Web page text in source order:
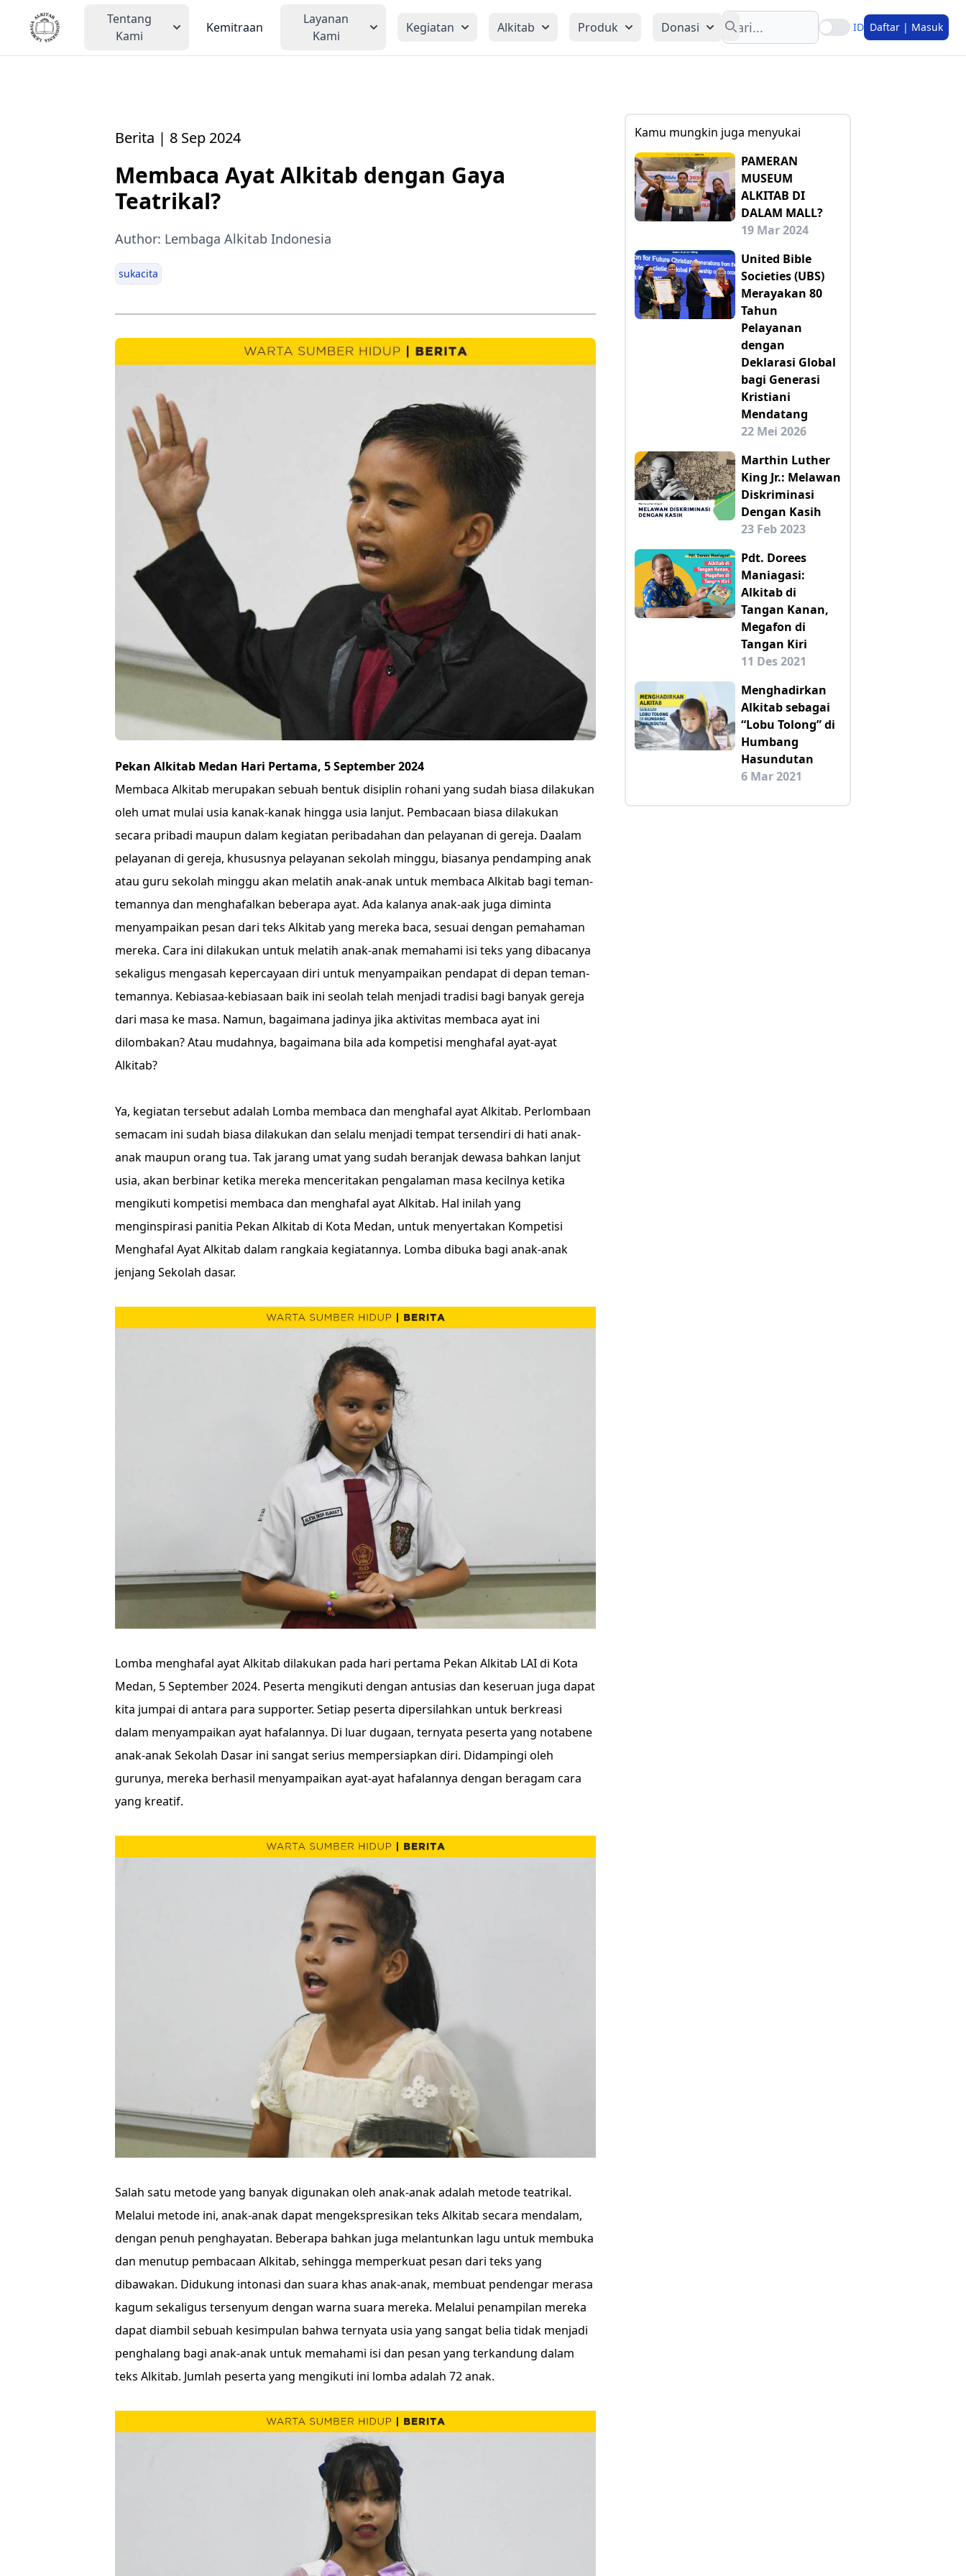
Tentang
Kami
Kemitraan
Layanan
Kami
Kegiatan Alkitab Produk Donasi
Search
ID Daftar | Masuk
Berita | 8 Sep 2024
Membaca Ayat Alkitab dengan Gaya
Teatrikal?
Author: Lembaga Alkitab Indonesia
sukacita
Pekan Alkitab Medan Hari Pertama, 5 September 2024
Membaca Alkitab merupakan sebuah bentuk disiplin rohani yang sudah biasa dilakukan
oleh umat mulai usia kanak-kanak hingga usia lanjut. Pembacaan biasa dilakukan
secara pribadi maupun dalam kegiatan peribadahan dan pelayanan di gereja. Daalam
pelayanan di gereja, khususnya pelayanan sekolah minggu, biasanya pendamping anak
atau guru sekolah minggu akan melatih anak-anak untuk membaca Alkitab bagi teman-
temannya dan menghafalkan beberapa ayat. Ada kalanya anak-aak juga diminta
menyampaikan pesan dari teks Alkitab yang mereka baca, sesuai dengan pemahaman
mereka. Cara ini dilakukan untuk melatih anak-anak memahami isi teks yang dibacanya
sekaligus mengasah kepercayaan diri untuk menyampaikan pendapat di depan teman-
temannya. Kebiasaa-kebiasaan baik ini seolah telah menjadi tradisi bagi banyak gereja
dari masa ke masa. Namun, bagaimana jadinya jika aktivitas membaca ayat ini
dilombakan? Atau mudahnya, bagaimana bila ada kompetisi menghafal ayat-ayat
Alkitab?
Ya, kegiatan tersebut adalah Lomba membaca dan menghafal ayat Alkitab. Perlombaan
semacam ini sudah biasa dilakukan dan selalu menjadi tempat tersendiri di hati anak-
anak maupun orang tua. Tak jarang umat yang sudah beranjak dewasa bahkan lanjut
usia, akan berbinar ketika mereka menceritakan pengalaman masa kecilnya ketika
mengikuti kompetisi membaca dan menghafal ayat Alkitab. Hal inilah yang
menginspirasi panitia Pekan Alkitab di Kota Medan, untuk menyertakan Kompetisi
Menghafal Ayat Alkitab dalam rangkaia kegiatannya. Lomba dibuka bagi anak-anak
jenjang Sekolah dasar.
Lomba menghafal ayat Alkitab dilakukan pada hari pertama Pekan Alkitab LAI di Kota
Medan, 5 September 2024. Peserta mengikuti dengan antusias dan keseruan juga dapat
kita jumpai di antara para supporter. Setiap peserta dipersilahkan untuk berkreasi
dalam menyampaikan ayat hafalannya. Di luar dugaan, ternyata peserta yang notabene
anak-anak Sekolah Dasar ini sangat serius mempersiapkan diri. Didampingi oleh
gurunya, mereka berhasil menyampaikan ayat-ayat hafalannya dengan beragam cara
yang kreatif.
Salah satu metode yang banyak digunakan oleh anak-anak adalah metode teatrikal.
Melalui metode ini, anak-anak dapat mengekspresikan teks Alkitab secara mendalam,
dengan penuh penghayatan. Beberapa bahkan juga melantunkan lagu untuk membuka
dan menutup pembacaan Alkitab, sehingga memperkuat pesan dari teks yang
dibawakan. Didukung intonasi dan suara khas anak-anak, membuat pendengar merasa
kagum sekaligus tersenyum dengan warna suara mereka. Melalui penampilan mereka
dapat diambil sebuah kesimpulan bahwa ternyata usia yang sangat belia tidak menjadi
penghalang bagi anak-anak untuk memahami isi dan pesan yang terkandung dalam
teks Alkitab. Jumlah peserta yang mengikuti ini lomba adalah 72 anak.
Kamu mungkin juga menyukai
PAMERAN
MUSEUM
ALKITAB DI
DALAM MALL?
19 Mar 2024
United Bible
Societies (UBS)
Merayakan 80
Tahun
Pelayanan
dengan
Deklarasi Global
bagi Generasi
Kristiani
Mendatang
22 Mei 2026
Marthin Luther
King Jr.: Melawan
Diskriminasi
Dengan Kasih
23 Feb 2023
Pdt. Dorees
Maniagasi:
Alkitab di
Tangan Kanan,
Megafon di
Tangan Kiri
11 Des 2021
Menghadirkan
Alkitab sebagai
“Lobu Tolong” di
Humbang
Hasundutan
6 Mar 2021